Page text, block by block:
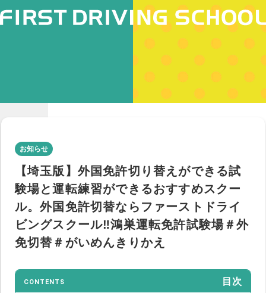
お知らせ
【埼玉版】外国免許切り替えができる試
験場と運転練習ができるおすすめスクー
ル。外国免許切替ならファーストドライ
ビングスクール‼鴻巣運転免許試験場＃外
免切替＃がいめんきりかえ
CONTENTS 目次